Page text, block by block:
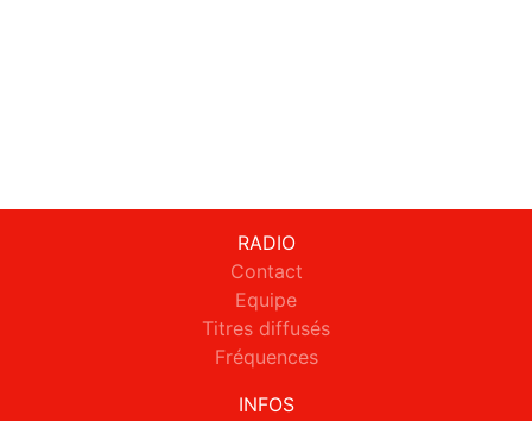
RADIO
Contact
Equipe
Titres diffusés
Fréquences
INFOS